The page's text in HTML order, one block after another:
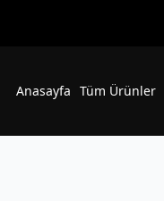
Anasayfa Tüm Ürünler